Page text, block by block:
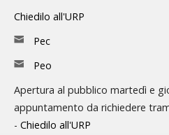
Chiedilo all'URP
Pec
Peo
Apertura al pubblico martedì e
appuntamento da richiedere
- Chiedilo all'URP